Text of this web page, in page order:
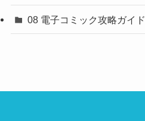
08 電子コミック攻略ガイド